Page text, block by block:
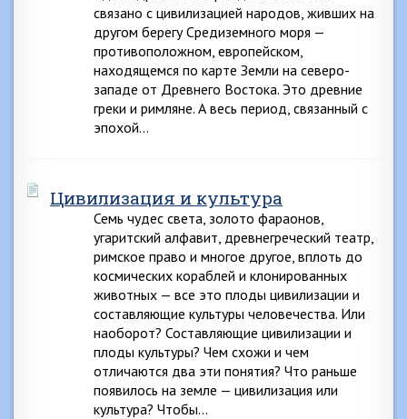
связано с цивилизацией народов, живших на
другом берегу Средиземного моря —
противоположном, европейском,
находящемся по карте Земли на северо-
западе от Древнего Востока. Это древние
греки и римляне. А весь период, связанный с
эпохой…
Цивилизация и культура
Семь чудес света, золото фараонов,
угаритский алфавит, древнегреческий театр,
римское право и многое другое, вплоть до
космических кораблей и клонированных
животных — все это плоды цивилизации и
составляющие культуры человечества. Или
наоборот? Составляющие цивилизации и
плоды культуры? Чем схожи и чем
отличаются два эти понятия? Что раньше
появилось на земле — цивилизация или
культура? Чтобы…